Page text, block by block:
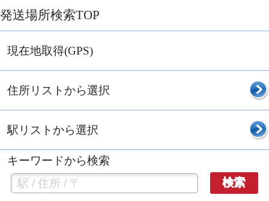
発送場所検索TOP
現在地取得(GPS)
住所リストから選択
駅リストから選択
キーワードから検索
検索